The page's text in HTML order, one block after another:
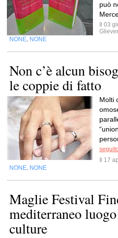
può
Il 03
NONE NONE
Non c’è alcun
le coppie di fatto
Molti
Il 17
NONE NONE
Maglie Festival
mediterraneo
culture